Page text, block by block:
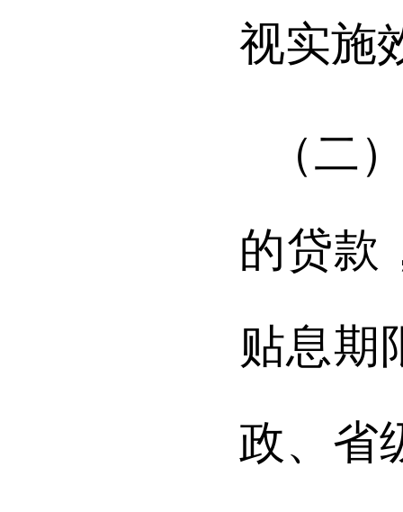
视实施
（二
的贷款
贴息期
政、省